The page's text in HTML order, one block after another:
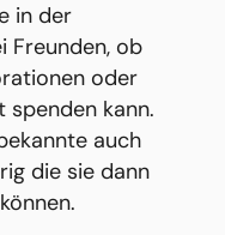
in der
Freunden, ob
oder
spenden kann.
auch
die sie dann